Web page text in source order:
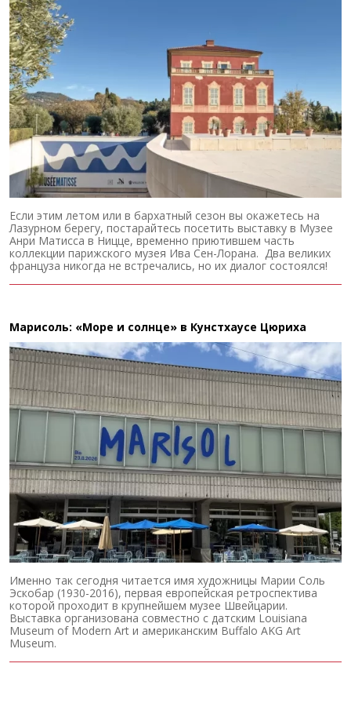
Если этим летом или в бархатный сезон вы окажетесь на
Лазурном берегу, постарайтесь посетить выставку в Музее
Анри Матисса в Ницце, временно приютившем часть
коллекции парижского музея Ива Сен-Лорана. Два великих
француза никогда не встречались, но их диалог состоялся!
Марисоль: «Море и солнце» в Кунстхаусе Цюриха
Именно так сегодня читается имя художницы Марии Соль
Эскобар (1930-2016), первая европейская ретроспектива
которой проходит в крупнейшем музее Швейцарии.
Выставка организована совместно с датским Louisiana
Museum of Modern Art и американским Buffalo AKG Art
Museum.